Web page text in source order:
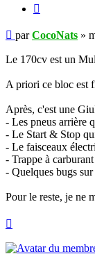
Message
parCocoNats »
Le 170cv est un
A priori ce bloc est
Après, c'est une
- Les pneus arrière
- Le Start & Stop
- Le faisceaux
- Trappe à
- Quelques bugs
Pour le reste, je ne